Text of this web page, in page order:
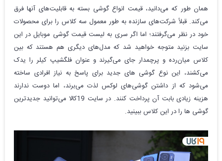
همان طور که می‌دانید، قیمت انواع گوشی ‌بسته به قابلیت‌های آنها فرق
می‌کند. قبلاً شرکت‌های سازنده به طور معمول سه کلاس را برای محصولات
خود در نظر می‌گرفتند؛ اما اگر سری به لیست قیمت گوشی موبایل در این
سایت بزنید متوجه خواهید شد که مدل‌های دیگری هم هستند که بین
کلاس میان‌رده و پرچمدار جای می‌گیرند و عنوان فلگشیپ کیلر را یدک
می‌کشند، این نوع گوشی های جدید برای پاسخ به نیاز افرادی ساخته
می‌شود که از داشتن گوشی‌های لوکس لذت می‌برند، اما دوست ندارند
هزینه زیادی بابت آن پرداخت کنند. در سایت 19کالا می‌توانید جدیدترین
گوشی ها را در این کلاس ببینید.